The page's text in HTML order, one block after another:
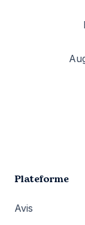
Plateforme
Avis